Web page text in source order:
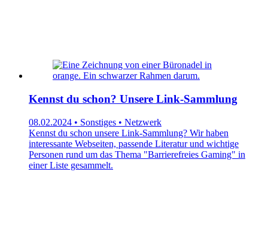
Kennst du schon? Unsere Link-Sammlung
08.02.2024 • Sonstiges • Netzwerk
Kennst du schon unsere Link-Sammlung? Wir haben
interessante Webseiten, passende Literatur und wichtige
Personen rund um das Thema "Barrierefreies Gaming" in
einer Liste gesammelt.